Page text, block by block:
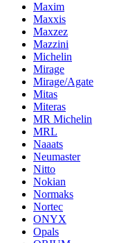
Maxim
Maxxis
Maxzez
Mazzini
Michelin
Mirage
Mirage/Agate
Mitas
Miteras
MR Michelin
MRL
Naaats
Neumaster
Nitto
Nokian
Normaks
Nortec
ONYX
Opals